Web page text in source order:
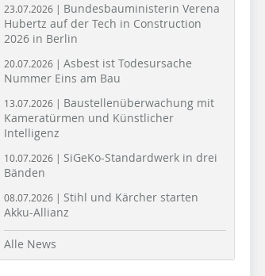
23.07.2026 | Bundesbauministerin Verena
Hubertz auf der Tech in Construction
2026 in Berlin
20.07.2026 | Asbest ist Todesursache
Nummer Eins am Bau
13.07.2026 | Baustellenüberwachung mit
Kameratürmen und Künstlicher
Intelligenz
10.07.2026 | SiGeKo-Standardwerk in drei
Bänden
08.07.2026 | Stihl und Kärcher starten
Akku-Allianz
Alle News